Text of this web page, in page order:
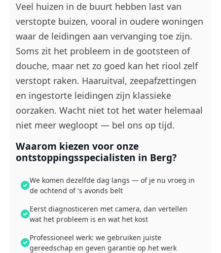
Veel huizen in de buurt hebben last van
verstopte buizen, vooral in oudere woningen
waar de leidingen aan vervanging toe zijn.
Soms zit het probleem in de gootsteen of
douche, maar net zo goed kan het riool zelf
verstopt raken. Haaruitval, zeepafzettingen
en ingestorte leidingen zijn klassieke
oorzaken. Wacht niet tot het water helemaal
niet meer wegloopt — bel ons op tijd.
Waarom kiezen voor onze
ontstoppingsspecialisten in Berg?
We komen dezelfde dag langs — of je nu vroeg in
de ochtend of 's avonds belt
Eerst diagnosticeren met camera, dan vertellen
wat het probleem is en wat het kost
Professioneel werk: we gebruiken juiste
gereedschap en geven garantie op het werk